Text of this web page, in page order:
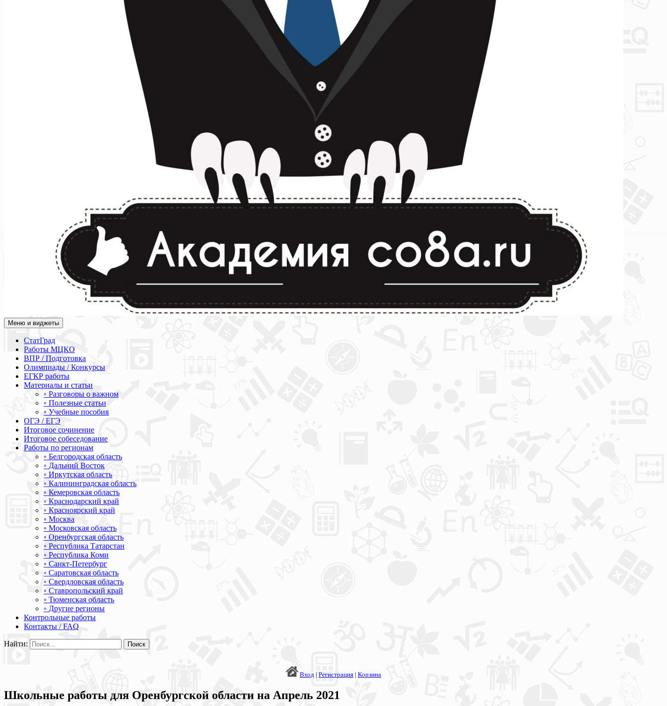
Академия СОВА
Подготовка к ЕГЭ, ОГЭ, ВПР, МЦКО, СтатГрад, КДР, ВОШ, олимпиады и конкурсы
Меню и виджеты
СтатГрад
Работы МЦКО
ВПР / Подготовка
Олимпиады / Конкурсы
ЕГКР работы
Материалы и статьи
◦ Разговоры о важном
◦ Полезные статьи
◦ Учебные пособия
ОГЭ / ЕГЭ
Итоговое сочинение
Итоговое собеседование
Работы по регионам
◦ Белгородская область
◦ Дальний Восток
◦ Иркутская область
◦ Калининградская область
◦ Кемеровская область
◦ Краснодарский край
◦ Красноярский край
◦ Москва
◦ Московская область
◦ Оренбургская область
◦ Республика Татарстан
◦ Республика Коми
◦ Санкт-Петербург
◦ Саратовская область
◦ Свердловская область
◦ Ставропольский край
◦ Тюменская область
◦ Другие регионы
Контрольные работы
Контакты / FAQ
Найти:
Вход | Регистрация | Корзина
Школьные работы для Оренбургской области на Апрель 2021